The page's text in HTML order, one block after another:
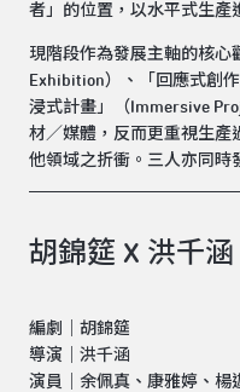
者」的位置，以水平式生產
現階段作為發展主軸的核心
Exhibition）、「回應式創
浸式計畫」（Immersive
材／媒體，反而更重視生產
他領域之折衝。三人亦同時
胡錦筵 X 洪千
編劇｜胡錦筵
導演｜洪千涵
演員｜余佩真、康雅婷、楊